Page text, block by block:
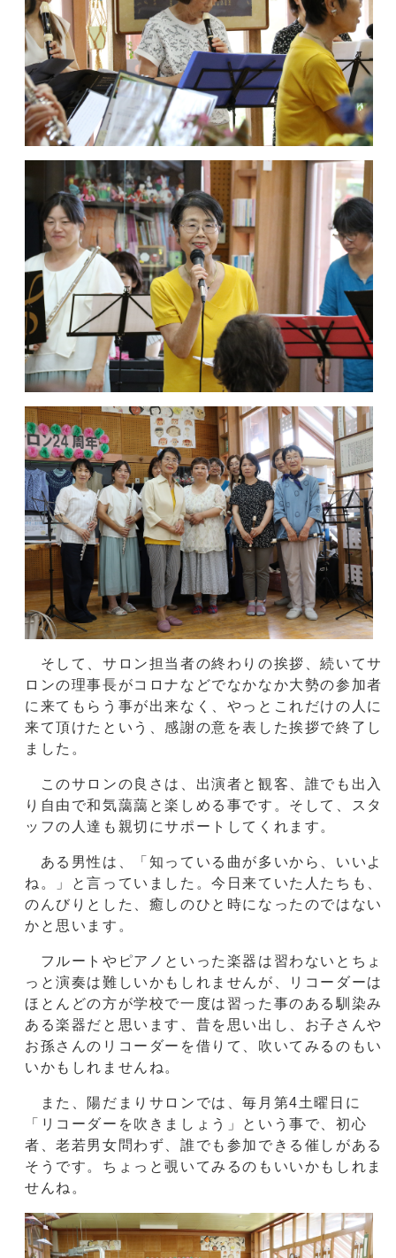
そして、サロン担当者の終わりの挨拶、続いてサ
ロンの理事長がコロナなどでなかなか大勢の参加者
に来てもらう事が出来なく、やっとこれだけの人に
来て頂けたという、感謝の意を表した挨拶で終了し
ました。
このサロンの良さは、出演者と観客、誰でも出入
り自由で和気藹藹と楽しめる事です。そして、スタ
ッフの人達も親切にサポートしてくれます。
ある男性は、「知っている曲が多いから、いいよ
ね。」と言っていました。今日来ていた人たちも、
のんびりとした、癒しのひと時になったのではない
かと思います。
フルートやピアノといった楽器は習わないとちょ
っと演奏は難しいかもしれませんが、リコーダーは
ほとんどの方が学校で一度は習った事のある馴染み
ある楽器だと思います、昔を思い出し、お子さんや
お孫さんのリコーダーを借りて、吹いてみるのもい
いかもしれませんね。
また、陽だまりサロンでは、毎月第4土曜日に
「リコーダーを吹きましょう」という事で、初心
者、老若男女問わず、誰でも参加できる催しがある
そうです。ちょっと覗いてみるのもいいかもしれま
せんね。